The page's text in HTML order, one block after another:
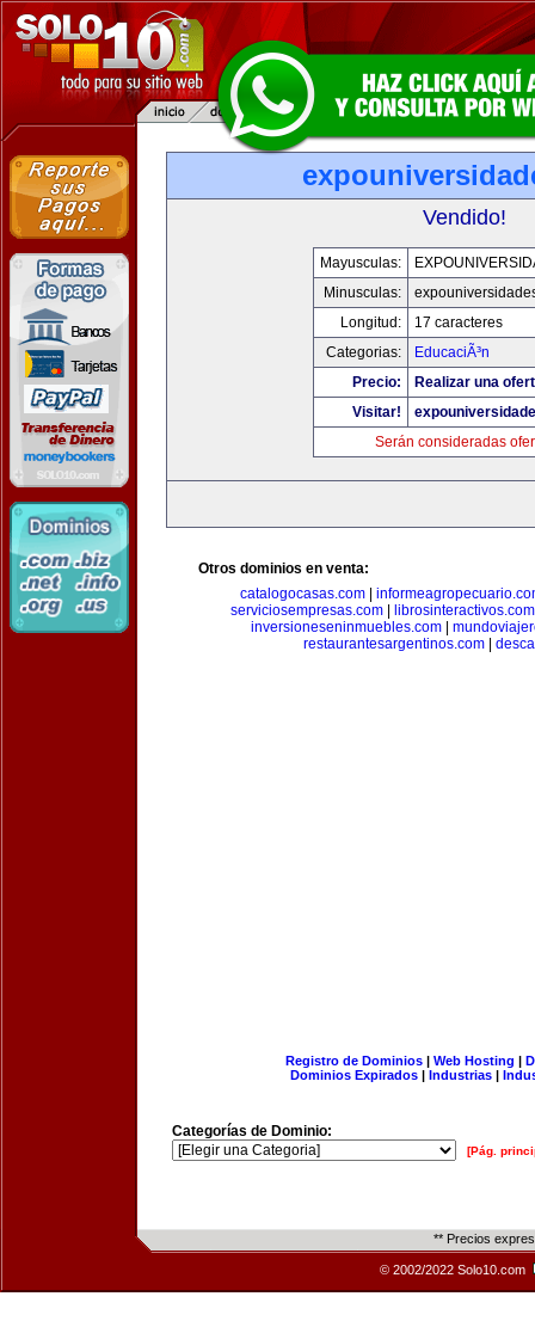
Vendido!
Mayusculas:
Minusculas:
Longitud:
17 caracteres
Categorias:
EducaciÃ³n
Precio:
Realizar una
Visitar!
Serán consideradas
Otros dominios en venta:
catalogocasas.com
serviciosempresas.com| librosinteractivos.com
inversioneseninmuebles.com|
restaurantesargentinos.com|
Registro de Dominios| Web Hosting |
Dominios Expirados | Industrias |
Categorías de Dominio:
[Pág.
** Precios
© 2002/2022 Solo10.com